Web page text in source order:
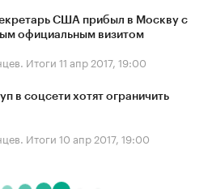
США прибыл в Москву с
официальным визитом
Итоги 11 апр 2017, 19:00
в соцсети хотят ограничить
Итоги 10 апр 2017, 19:00